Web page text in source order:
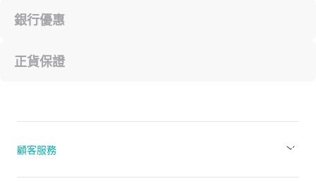
銀行優惠
正貨保證
顧客服務